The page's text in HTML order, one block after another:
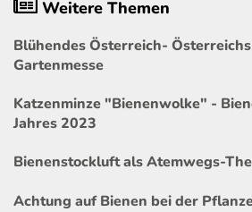
Weitere Themen
Blühendes Österreich-
Gartenmesse
Katzenminze "Bienenwolke" -
Jahres 2023
Bienenstockluft als Atemwegs-
Achtung auf Bienen bei der